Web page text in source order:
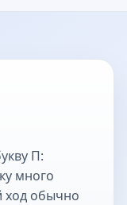
П:
много
ход обычно